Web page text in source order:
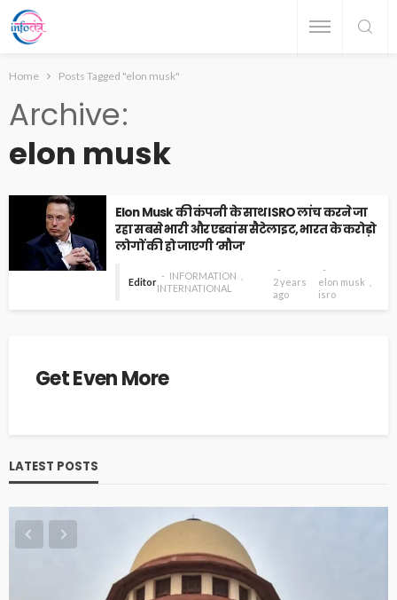
Home Posts Tagged "elon musk"
Archive
elon musk
Elon Musk की कंपनी के साथ ISRO लांच करने जा
रहा सबसे भारी और एडवांस सैटेलाइट, भारत के करोड़ो
लोगों की हो जाएगी ‘मौज’
Editor
INFORMATION
INTERNATIONAL
2 years
ago
elon musk
isro
Get Even More
LATEST POSTS